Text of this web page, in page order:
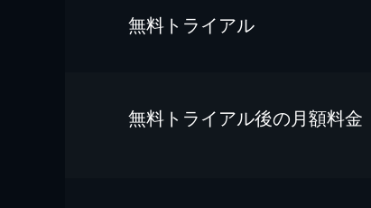
無料トライアル
無料トライアル後の⽉額料金